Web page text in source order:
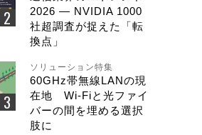
2026 ― NVIDIA 1000
社超調査が捉えた「転
換点」
ソリューション特集
60GHz帯無線LANの現
在地 Wi-Fiと光ファイ
バーの間を埋める選択
肢に